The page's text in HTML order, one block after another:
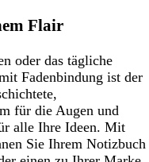
Flair
oder das tägliche
Fadenbindung ist der
für die Augen und
alle Ihre Ideen. Mit
Sie Ihrem Notizbuch